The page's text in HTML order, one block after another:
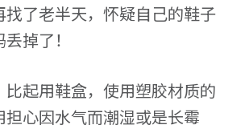
找了老半天，怀疑自己的鞋子
掉了！
比起用鞋盒，使用塑胶材质的
担心因水气而潮湿或是长霉